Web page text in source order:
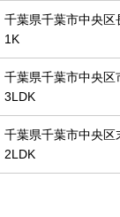
千葉県千葉市中央区
1K
千葉県千葉市中央区
3LDK
千葉県千葉市中央区
2LDK